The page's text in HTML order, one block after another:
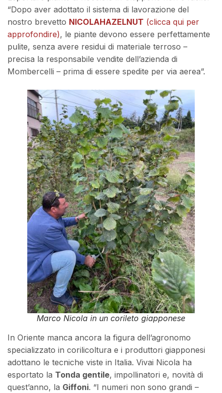
“Dopo aver adottato il sistema di lavorazione del
nostro brevetto NICOLAHAZELNUT (clicca qui per
approfondire), le piante devono essere perfettamente
pulite, senza avere residui di materiale terroso –
precisa la responsabile vendite dell’azienda di
Mombercelli – prima di essere spedite per via aerea”.
Marco Nicola in un corileto giapponese
In Oriente manca ancora la figura dell’agronomo
specializzato in corilicoltura e i produttori giapponesi
adottano le tecniche viste in Italia. Vivai Nicola ha
esportato la Tonda gentile, impollinatori e, novità di
quest’anno, la Giffoni. “I numeri non sono grandi –